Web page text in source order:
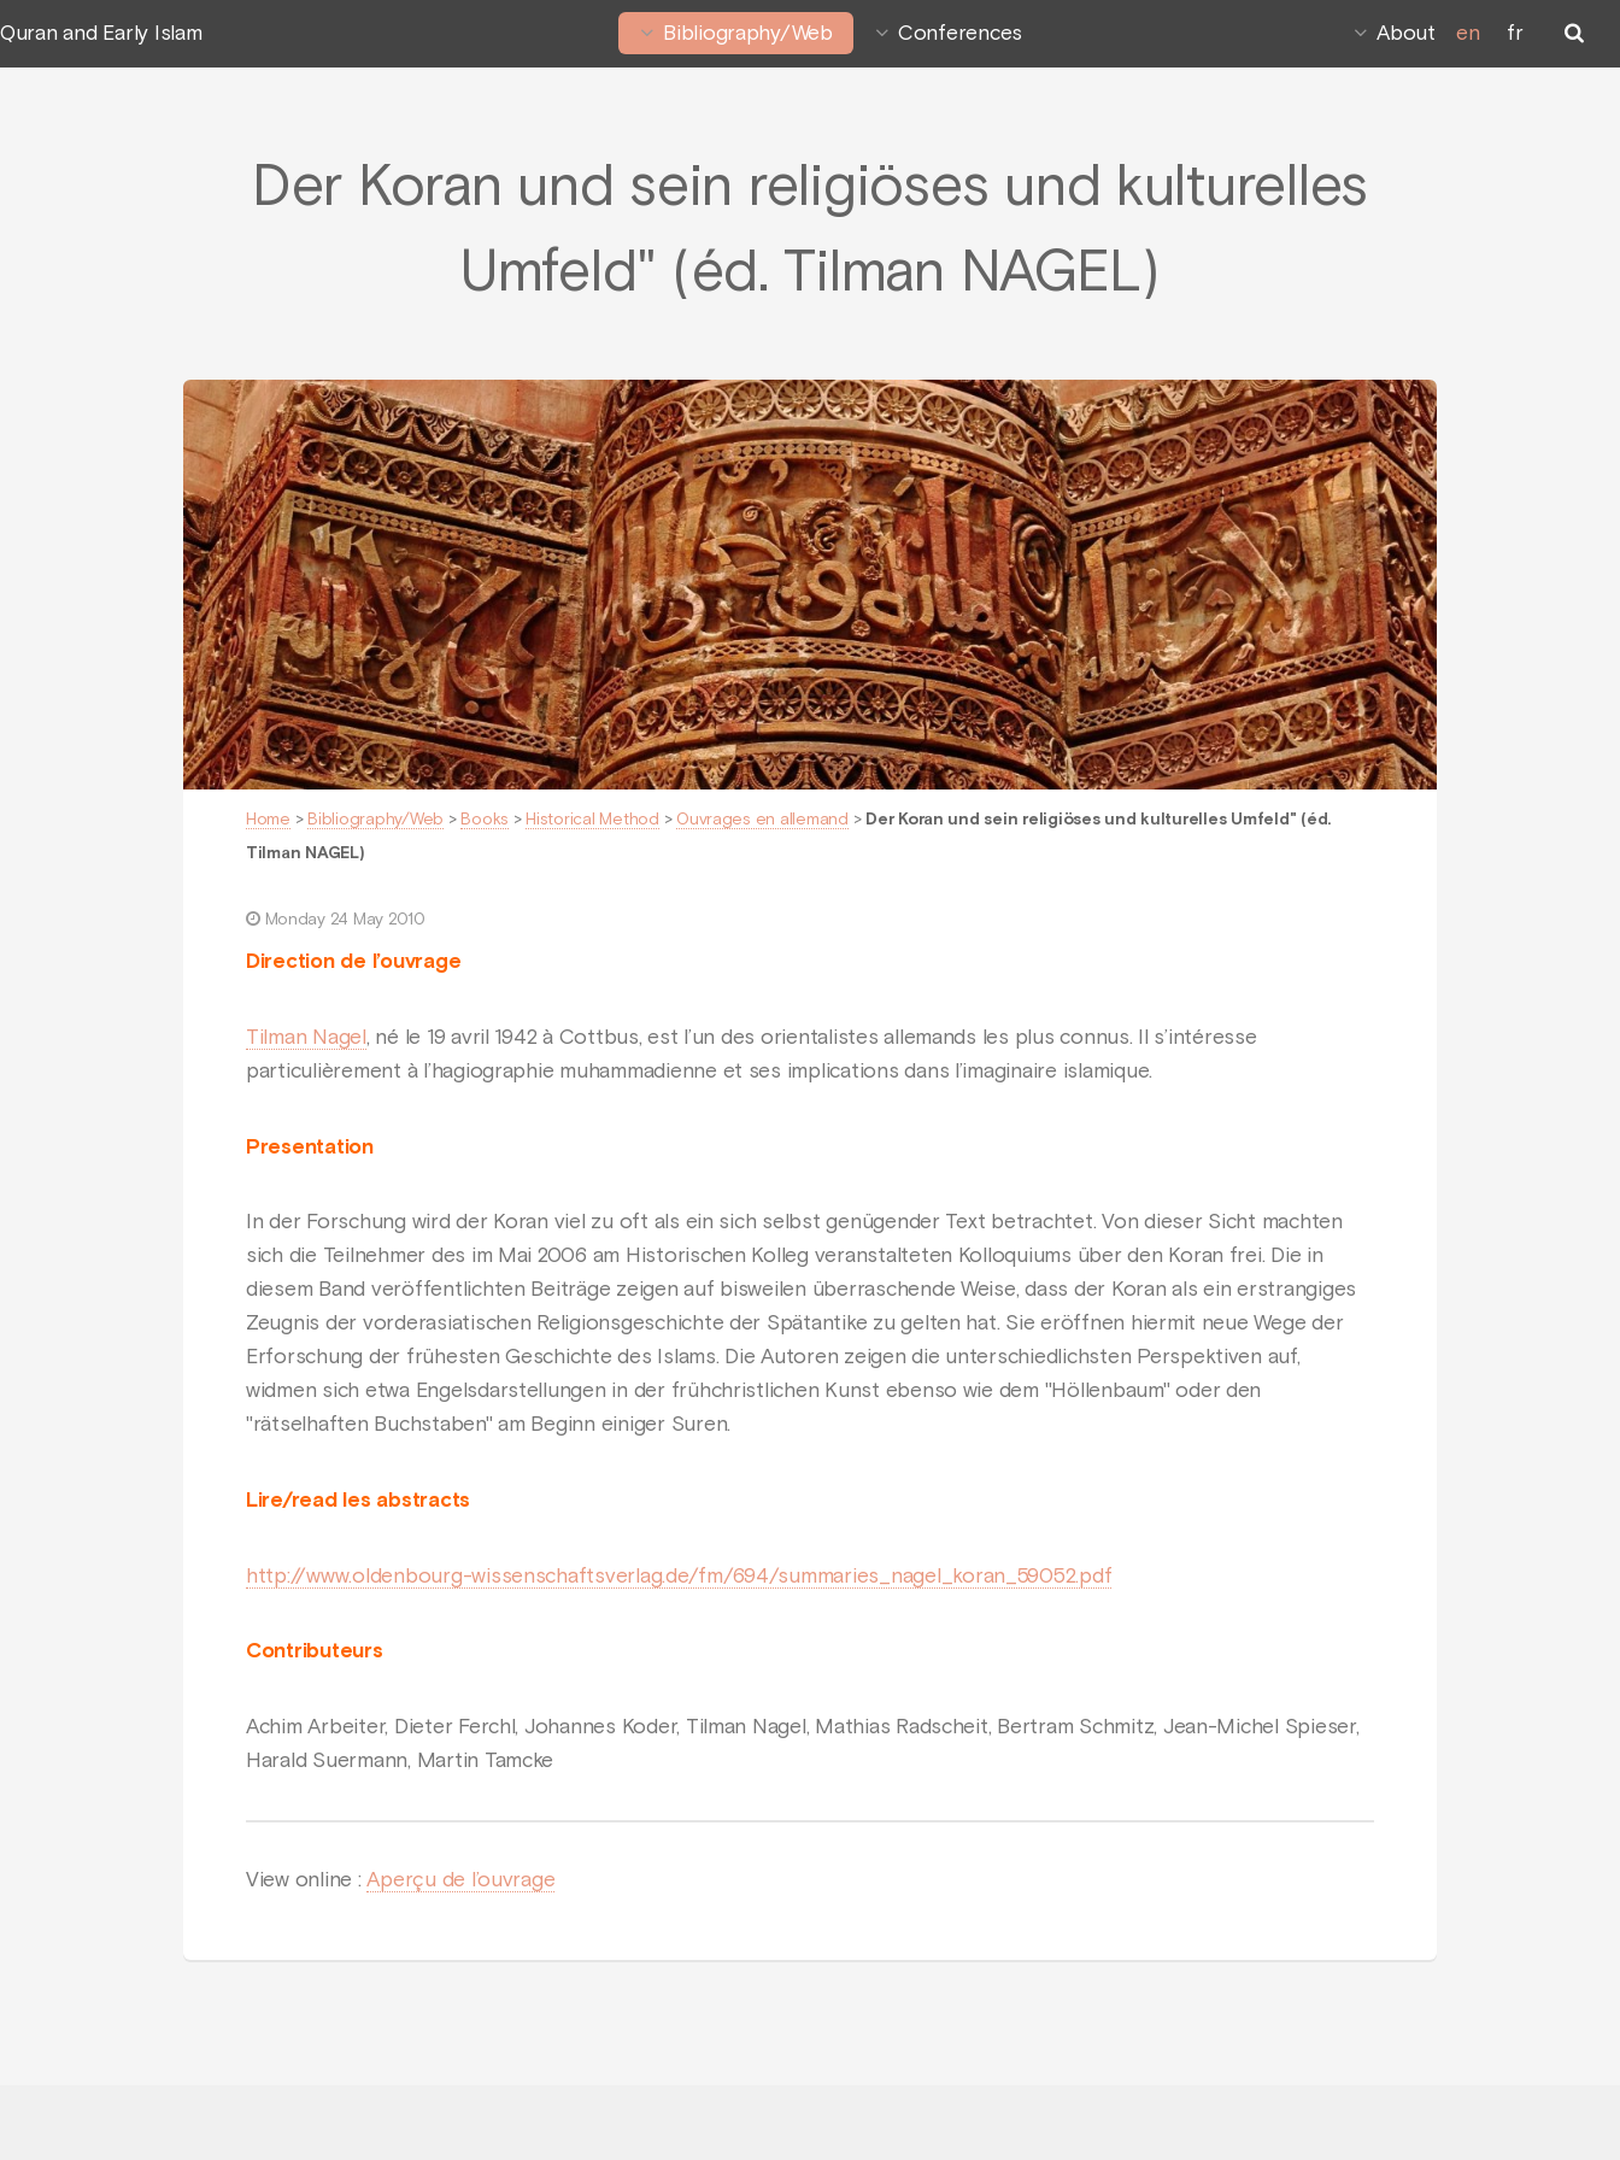
Quran and Early Islam Bibliography/Web Conferences About en fr
Der Koran und sein religiöses und kulturelles
Umfeld" (éd. Tilman NAGEL)
Home > Bibliography/Web > Books > Historical Method > Ouvrages en allemand > Der Koran und sein religiöses und kulturelles Umfeld" (éd.
Tilman NAGEL)
Monday 24 May 2010
Direction de l’ouvrage
Tilman Nagel , né le 19 avril 1942 à Cottbus, est l’un des orientalistes allemands les plus connus. Il s’intéresse
particulièrement à l’hagiographie muhammadienne et ses implications dans l’imaginaire islamique.
Presentation
In der Forschung wird der Koran viel zu oft als ein sich selbst genügender Text betrachtet. Von dieser Sicht machten
sich die Teilnehmer des im Mai 2006 am Historischen Kolleg veranstalteten Kolloquiums über den Koran frei. Die in
diesem Band veröffentlichten Beiträge zeigen auf bisweilen überraschende Weise, dass der Koran als ein erstrangiges
Zeugnis der vorderasiatischen Religionsgeschichte der Spätantike zu gelten hat. Sie eröffnen hiermit neue Wege der
Erforschung der frühesten Geschichte des Islams. Die Autoren zeigen die unterschiedlichsten Perspektiven auf,
widmen sich etwa Engelsdarstellungen in der frühchristlichen Kunst ebenso wie dem "Höllenbaum" oder den
"rätselhaften Buchstaben" am Beginn einiger Suren.
Lire/read les abstracts
http://www.oldenbourg-wissenschaftsverlag.de/fm/694/summaries_nagel_koran_59052.pdf
Contributeurs
Achim Arbeiter, Dieter Ferchl, Johannes Koder, Tilman Nagel, Mathias Radscheit, Bertram Schmitz, Jean-Michel Spieser,
Harald Suermann, Martin Tamcke
View online :Aperçu de l’ouvrage